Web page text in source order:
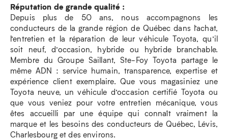
Réputation de grande qualité :
Depuis plus de 50 ans, nous accompagnons les
conducteurs de la grande région de Québec dans l’achat,
l’entretien et la réparation de leur véhicule Toyota, qu’il
soit neuf, d’occasion, hybride ou hybride branchable.
Membre du Groupe Saillant, Ste-Foy Toyota partage le
même ADN : service humain, transparence, expertise et
expérience client exemplaire. Que vous magasiniez une
Toyota neuve, un véhicule d’occasion certifié Toyota ou
que vous veniez pour votre entretien mécanique, vous
êtes accueilli par une équipe qui connaît vraiment la
marque et les besoins des conducteurs de Québec, Lévis,
Charlesbourg et des environs.